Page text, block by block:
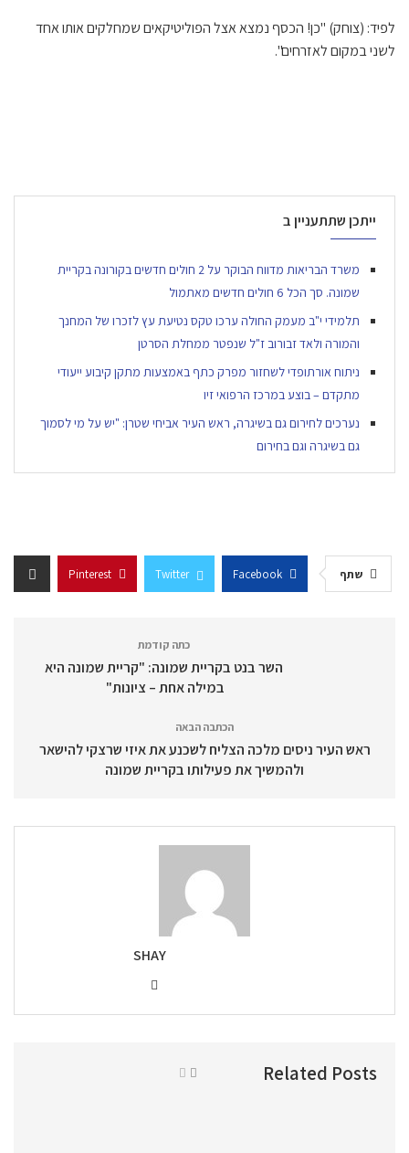
לפיד: (צוחק) "כן! הכסף נמצא אצל הפוליטיקאים שמחלקים אותו אחד
לשני במקום לאזרחים".
ייתכן שתתעניין ב
משרד הבריאות מדווח הבוקר על 2 חולים חדשים בקורונה בקריית
שמונה. סך הכל 6 חולים חדשים מאתמול
תלמידי י"ב מעמק החולה ערכו טקס נטיעת עץ לזכרו של המחנך
והמורה ולאד זבורוב ז"ל שנפטר ממחלת הסרטן
ניתוח אורתופדי לשחזור מפרק כתף באמצעות מתקן קיבוע ייעודי
מתקדם – בוצע במרכז הרפואי זיו
נערכים לחירום גם בשיגרה, ראש העיר אביחי שטרן: "יש על מי לסמוך
גם בשיגרה וגם בחירום
שתף Facebook
Twitter
Pinterest
כתה קודמת
השר בנט בקריית שמונה: "קריית שמונה היא
במילה אחת – ציונות"
הכתבה הבאה
ראש העיר ניסים מלכה הצליח לשכנע את איזי שרצקי להישאר
ולהמשיך את פעילותו בקריית שמונה
SHAY
Related Posts